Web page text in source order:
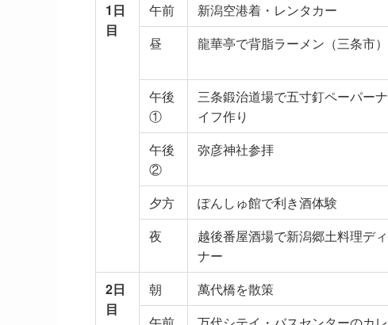
1日
目
午前 新潟空港着・レンタカー
昼
龍華亭で背脂ラーメン（三条市）
午後
①
三条鍛治道場で五寸釘ペーパーナ
イフ作り
午後
②
弥彦神社参拝
夕方 ぽんしゅ館で利き酒体験
夜
越後番屋酒場で新潟郷土料理ディ
ナー
2日
目
朝 萬代橋を散策